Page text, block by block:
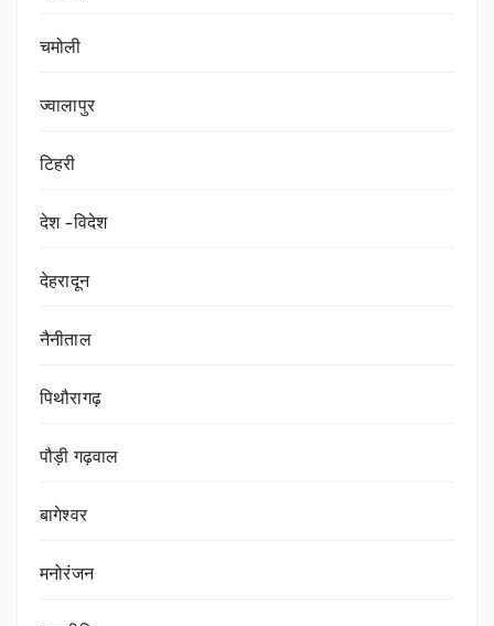
चमोली
ज्वालापुर
टिहरी
देश -विदेश
देहरादून
नैनीताल
पिथौरागढ़
पौड़ी गढ़वाल
बागेश्वर
मनोरंजन